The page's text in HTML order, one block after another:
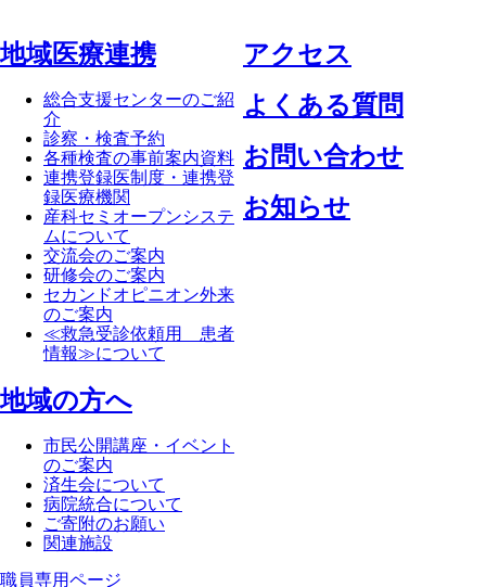
地域医療連携
総合支援センターのご紹
介
診察・検査予約
各種検査の事前案内資料
連携登録医制度・連携登
録医療機関
産科セミオープンシステ
ムについて
交流会のご案内
研修会のご案内
セカンドオピニオン外来
のご案内
≪救急受診依頼用 患者
情報≫について
地域の方へ
市民公開講座・イベント
のご案内
済生会について
病院統合について
ご寄附のお願い
関連施設
アクセス
よくある質問
お問い合わせ
お知らせ
職員専⽤ページ